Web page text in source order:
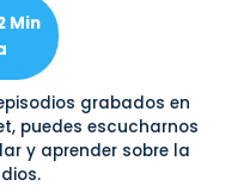
Min
grabados en
puedes escucharnos
y aprender sobre la